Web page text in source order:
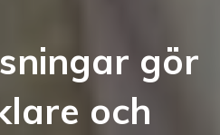
gör
och